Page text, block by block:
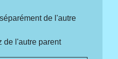
de l'autre
de l'autre parent